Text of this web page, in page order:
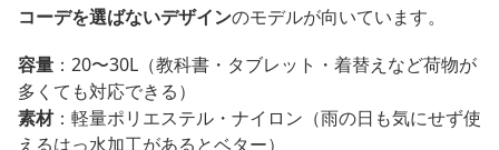
コーデを選ばないデザインのモデルが向いています。
容量 ：20〜30L（教科書・タブレット・着替えなど荷物が
多くても対応できる）
素材：軽量ポリエステル・ナイロン（雨の日も気にせず使
えるはっ水加工があるとベター）